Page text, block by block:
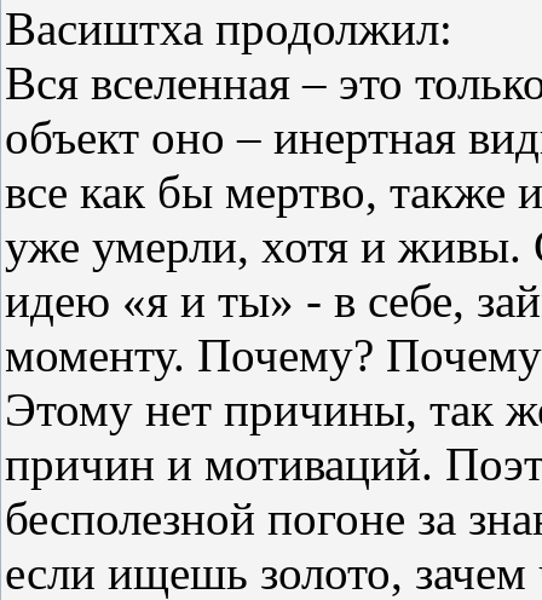
Васиштха продолжил:
Вся вселенная – это
объект оно – инертная
все как бы мертво, также
уже умерли, хотя и
идею «я и ты» - в себе,
моменту. Почему?
Этому нет причины, так
причин и мотиваций.
бесполезной погоне за
если ищешь золото, зачем